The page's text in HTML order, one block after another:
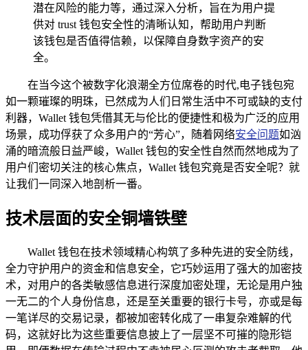
潜在风险的能力等，通过深入分析，旨在为用户提
供对 trust 钱包安全性的清晰认知，帮助用户判断
该钱包是否值得信赖，以保障自身数字资产的安
全。
在当今这个被数字化浪潮全方位席卷的时代,电子钱包宛
如一颗璀璨的明珠，已然成为人们日常生活中不可或缺的支付
利器，Wallet 钱包凭借其无与伦比的便捷性和极为广泛的应用
场景，成功俘获了众多用户的“芳心”，随着网络安全问题如汹
涌的暗流般日益严峻，Wallet 钱包的安全性自然而然地成为了
用户们密切关注的核心焦点，Wallet 钱包究竟是否安全呢？就
让我们一同深入地剖析一番。
技术层面的安全铜墙铁壁
Wallet 钱包在技术领域精心构筑了多种先进的安全防线，
全力守护用户的资金和信息安全，它巧妙运用了强大的加密技
术，对用户的各类敏感信息进行深度加密处理，无论是用户独
一无二的个人身份信息，还是至关重要的银行卡号，亦或是每
一笔详尽的交易记录，都被加密转化成了一串复杂难解的代
码，这就好比为这些重要信息披上了一层坚不可摧的隐形铠